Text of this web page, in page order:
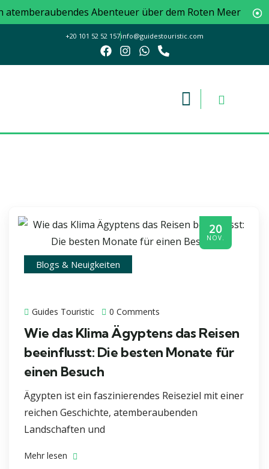
Abenteuer über dem Roten Meer
+20 101 52 52 157info@guidestouristic.com
20
NOV.
Blogs & Neuigkeiten
Guides Touristic 0 Comments
Wie das Klima Ägyptens das Reisen
beeinflusst: Die besten Monate für
einen Besuch
Ägypten ist ein faszinierendes Reiseziel mit einer
reichen Geschichte, atemberaubenden
Landschaften und
Mehr lesen